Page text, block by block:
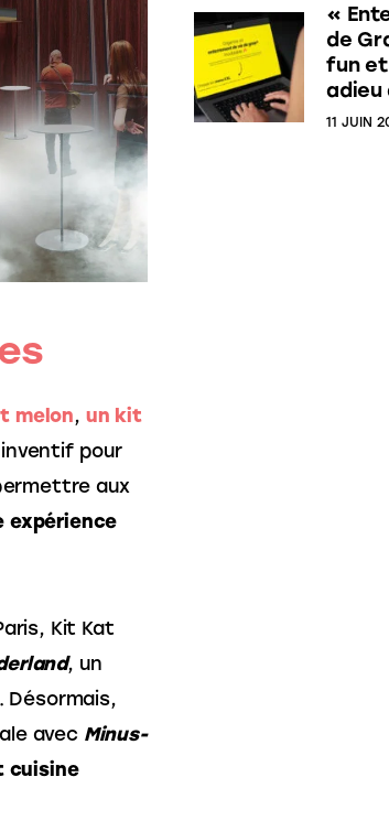
melon, un kit
pour
aux
expérience
Kit Kat
, un
Désormais,
avec Minus-
cuisine
«
de
fun
adieu
11 JUIN